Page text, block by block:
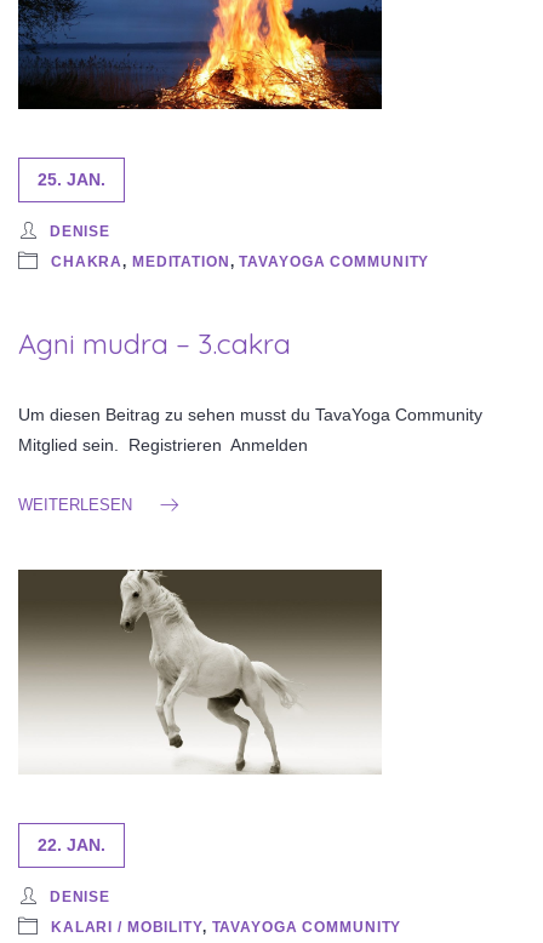
25. JAN.
DENISE
CHAKRA, MEDITATION,TAVAYOGA COMMUNITY
Agni mudra – 3.cakra
Um diesen Beitrag zu sehen musst du TavaYoga Community
Mitglied sein. Registrieren Anmelden
WEITERLESEN
22. JAN.
DENISE
KALARI / MOBILITY, TAVAYOGA COMMUNITY